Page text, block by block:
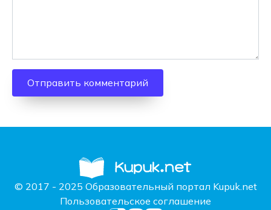
© 2017 - 2025 Образовательный портал Kupuk.net
Пользовательское соглашение